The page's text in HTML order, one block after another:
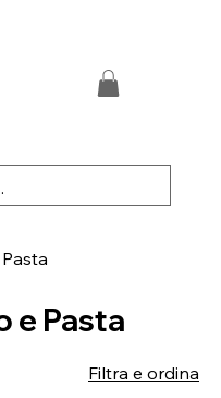
e Pasta
Filtra e ordina